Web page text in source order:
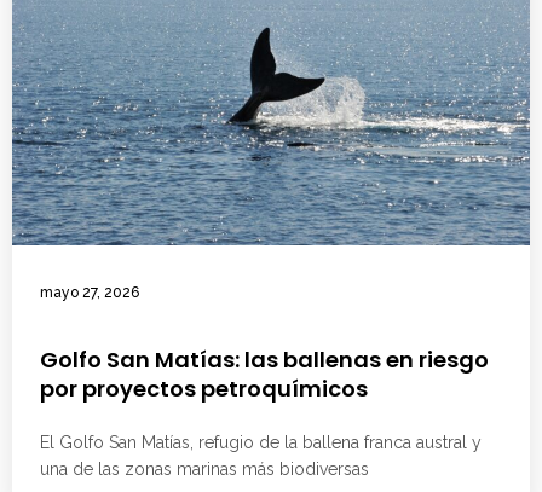
mayo 27, 2026
Golfo San Matías: las ballenas en riesgo
por proyectos petroquímicos
El Golfo San Matías, refugio de la ballena franca austral y
una de las zonas marinas más biodiversas